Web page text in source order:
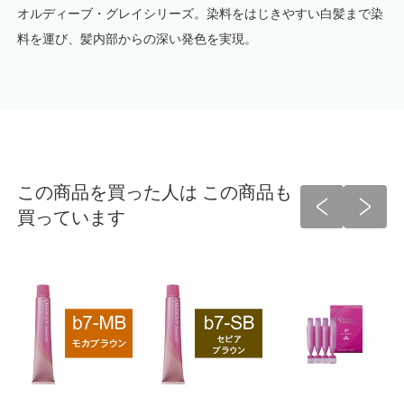
オルディーブ・グレイシリーズ。染料をはじきやすい白髪まで染
料を運び、髪内部からの深い発色を実現。
この商品を買った人は この商品も
買っています